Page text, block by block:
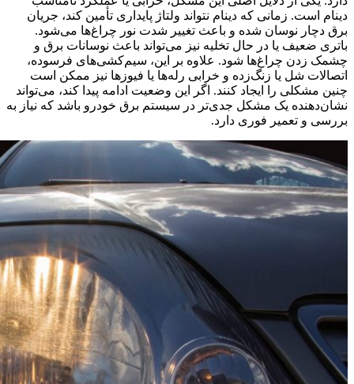
دینام است. زمانی که دینام نتواند ولتاژ پایداری تأمین کند، جریان
برق دچار نوسان شده و باعث تغییر شدت نور چراغ‌ها می‌شود.
باتری ضعیف یا در حال تخلیه نیز می‌تواند باعث نوسانات برق و
چشمک زدن چراغ‌ها شود. علاوه بر این، سیم‌کشی‌های فرسوده،
اتصالات شل یا زنگ‌زده و خرابی رله‌ها یا فیوزها نیز ممکن است
چنین مشکلی را ایجاد کنند. اگر این وضعیت ادامه پیدا کند، می‌تواند
نشان‌دهنده یک مشکل جدی‌تر در سیستم برق خودرو باشد که نیاز به
بررسی و تعمیر فوری دارد.